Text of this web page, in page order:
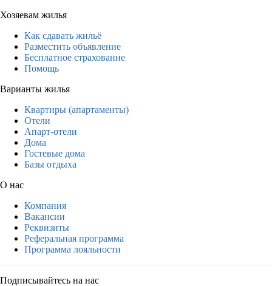
Хозяевам жилья
Как сдавать жильё
Разместить объявление
Бесплатное страхование
Помощь
Варианты жилья
Квартиры (апартаменты)
Отели
Апарт-отели
Дома
Гостевые дома
Базы отдыха
О нас
Компания
Вакансии
Реквизиты
Реферальная программа
Программа лояльности
Подписывайтесь на нас